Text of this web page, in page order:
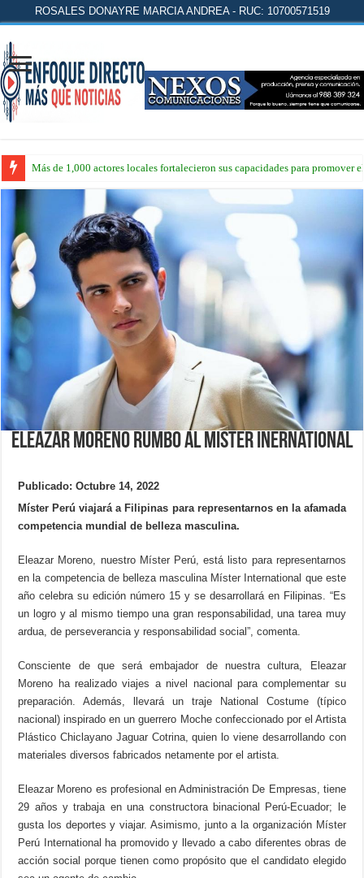
ROSALES DONAYRE MARCIA ANDREA - RUC: 10700571519
Más de 1,000 actores locales fortalecieron sus capacidades para promover
Eleazar Moreno rumbo al Mister Inernational
Publicado: Octubre 14, 2022
Míster Perú viajará a Filipinas para representarnos en la afamada
competencia mundial de belleza masculina.
Eleazar Moreno, nuestro Míster Perú, está listo para representarnos
en la competencia de belleza masculina Míster International que este
año celebra su edición número 15 y se desarrollará en Filipinas. “Es
un logro y al mismo tiempo una gran responsabilidad, una tarea muy
ardua, de perseverancia y responsabilidad social”, comenta.
Consciente de que será embajador de nuestra cultura, Eleazar
Moreno ha realizado viajes a nivel nacional para complementar su
preparación. Además, llevará un traje National Costume (típico
nacional) inspirado en un guerrero Moche confeccionado por el Artista
Plástico Chiclayano Jaguar Cotrina, quien lo viene desarrollando con
materiales diversos fabricados netamente por el artista.
Eleazar Moreno es profesional en Administración De Empresas, tiene
29 años y trabaja en una constructora binacional Perú-Ecuador; le
gusta los deportes y viajar. Asimismo, junto a la organización Míster
Perú International ha promovido y llevado a cabo diferentes obras de
acción social porque tienen como propósito que el candidato elegido